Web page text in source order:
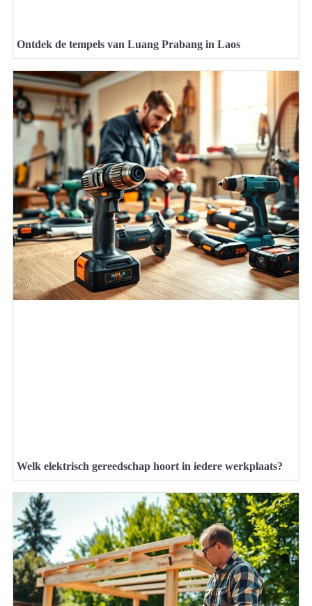
Ontdek de tempels van Luang Prabang in Laos
Welk elektrisch gereedschap hoort in iedere werkplaats?